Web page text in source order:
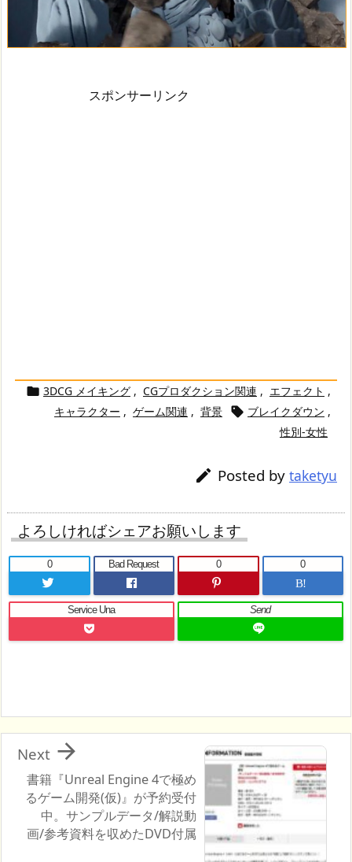
スポンサーリンク
 3DCG メイキング , CGプロダクション関連 , エフェクト ,
キャラクター , ゲーム関連 , 背景  ブレイクダウン ,
性別-女性
 Posted by taketyu
よろしければシェアお願いします
0 Bad Request
0
B!
0
Service Una Send
書籍『Unreal Engine 4で極め
るゲーム開発(仮)』が予約受付
中。サンプルデータ/解説動
画/参考資料を収めたDVD付属

Next